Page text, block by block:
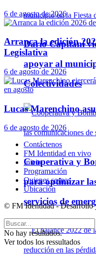
Darío Capitani
apoyar al
Colectividades
Cooperativa y
para optimizar
servicios de
6 de agosto de 2026
Arranca la edición
Legislativa
6 de agosto de 2026
Lucas Marenchino
6 de agosto de 2026
Contáctenos
FM Identidad en vivo
Inicio
Programación
Quienes somos
Ubicación
© FM Identidad - Desarrollo
No hay resultados.
Ver todos los ressultados